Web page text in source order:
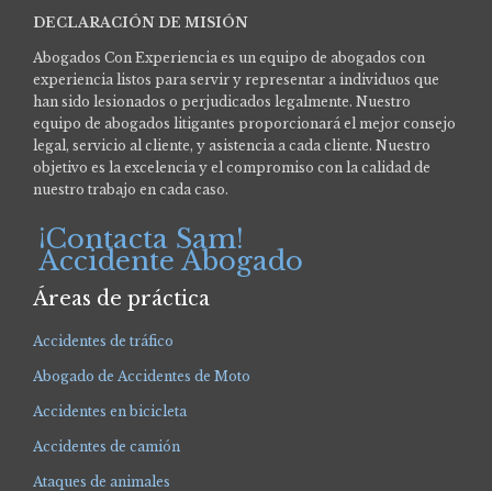
DECLARACIÓN DE MISIÓN
Abogados Con Experiencia es un equipo de abogados con
experiencia listos para servir y representar a individuos que
han sido lesionados o perjudicados legalmente. Nuestro
equipo de abogados litigantes proporcionará el mejor consejo
legal, servicio al cliente, y asistencia a cada cliente. Nuestro
objetivo es la excelencia y el compromiso con la calidad de
nuestro trabajo en cada caso.
¡Contacta Sam!
Accidente Abogado
Áreas de práctica
Accidentes de tráfico
Abogado de Accidentes de Moto
Accidentes en bicicleta
Accidentes de camión
Ataques de animales